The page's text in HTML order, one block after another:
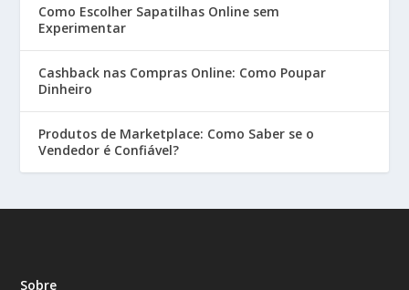
Como Escolher Sapatilhas Online sem
Experimentar
Cashback nas Compras Online: Como Poupar
Dinheiro
Produtos de Marketplace: Como Saber se o
Vendedor é Confiável?
Sobre